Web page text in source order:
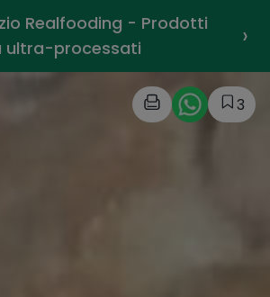
Realfooding - Prodotti
ultra-processati
›
3